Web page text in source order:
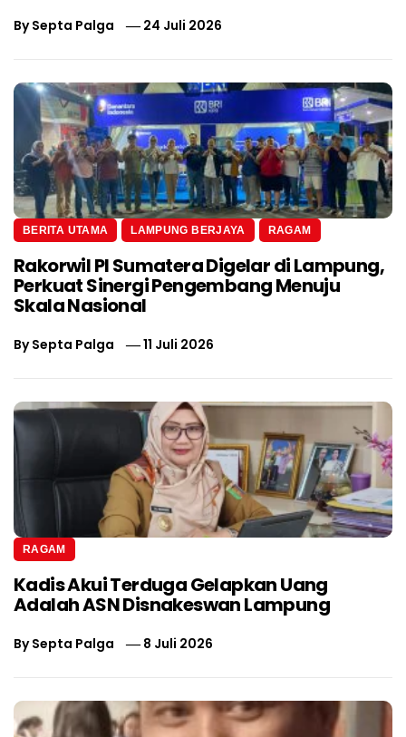
BySepta Palga 24 Juli 2026
BERITA UTAMA LAMPUNG BERJAYA RAGAM
Rakorwil PI Sumatera Digelar di Lampung,
Perkuat Sinergi Pengembang Menuju
Skala Nasional
BySepta Palga 11 Juli 2026
RAGAM
Kadis Akui Terduga Gelapkan Uang
Adalah ASN Disnakeswan Lampung
BySepta Palga 8 Juli 2026